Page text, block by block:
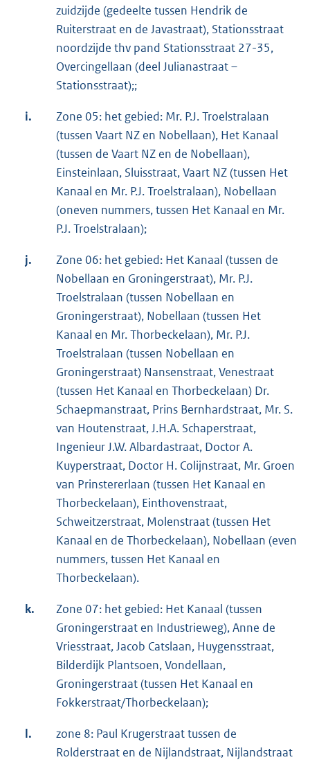
zuidzijde (gedeelte tussen Hendrik de
Ruiterstraat en de Javastraat), Stationsstraat
noordzijde thv pand Stationsstraat 27-35,
Overcingellaan (deel Julianastraat –
Stationsstraat);;
i.
Zone 05: het gebied: Mr. P.J. Troelstralaan
(tussen Vaart NZ en Nobellaan), Het Kanaal
(tussen de Vaart NZ en de Nobellaan),
Einsteinlaan, Sluisstraat, Vaart NZ (tussen Het
Kanaal en Mr. P.J. Troelstralaan), Nobellaan
(oneven nummers, tussen Het Kanaal en Mr.
P.J. Troelstralaan);
j.
Zone 06: het gebied: Het Kanaal (tussen de
Nobellaan en Groningerstraat), Mr. P.J.
Troelstralaan (tussen Nobellaan en
Groningerstraat), Nobellaan (tussen Het
Kanaal en Mr. Thorbeckelaan), Mr. P.J.
Troelstralaan (tussen Nobellaan en
Groningerstraat) Nansenstraat, Venestraat
(tussen Het Kanaal en Thorbeckelaan) Dr.
Schaepmanstraat, Prins Bernhardstraat, Mr. S.
van Houtenstraat, J.H.A. Schaperstraat,
Ingenieur J.W. Albardastraat, Doctor A.
Kuyperstraat, Doctor H. Colijnstraat, Mr. Groen
van Prinstererlaan (tussen Het Kanaal en
Thorbeckelaan), Einthovenstraat,
Schweitzerstraat, Molenstraat (tussen Het
Kanaal en de Thorbeckelaan), Nobellaan (even
nummers, tussen Het Kanaal en
Thorbeckelaan).
k.
Zone 07: het gebied: Het Kanaal (tussen
Groningerstraat en Industrieweg), Anne de
Vriesstraat, Jacob Catslaan, Huygensstraat,
Bilderdijk Plantsoen, Vondellaan,
Groningerstraat (tussen Het Kanaal en
Fokkerstraat/Thorbeckelaan);
l.
zone 8: Paul Krugerstraat tussen de
Rolderstraat en de Nijlandstraat, Nijlandstraat